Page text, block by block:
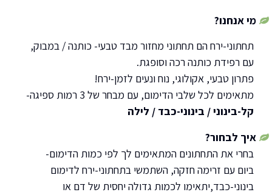
מי אנחנו?
תחתוני-ירח הם תחתוני מחזור מבד טבעי- כותנה / במבוק,
עם רפידת כותנה רכה וסופגת.
פתרון טבעי, אקולוגי, נוח ונעים לזמן-ירח!
מתאימים לכל שלבי הדימום, עם מבחר של 3 רמות ספיגה-
קל-בינוני / בינוני-כבד / לילה
איך לבחור?
בחרי את התחתונים המתאימים לך לפי כמות הדימום-
ביום עם זרימה חזקה, השתמשי בתחתוני-ירח לדימום
בינוני-כבד,יתאימו לכמות גדולה יחסית של דם או